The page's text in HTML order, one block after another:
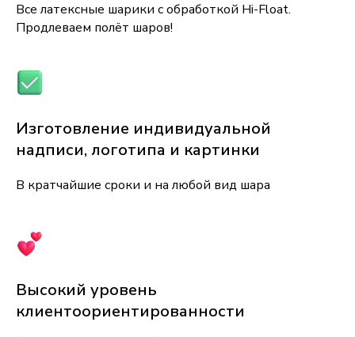
Все латексные шарики с обработкой Hi-Float.
Продлеваем полёт шаров!
Изготовление индивидуальной
надписи, логотипа и картинки
В кратчайшие сроки и на любой вид шара
Высокий уровень
клиентоориентированности